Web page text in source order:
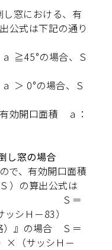
窓における、有
公式は下記の通り
≧45°の場合、Ｓ
＞ 0°の場合、Ｓ
効開口面積 ａ：
し窓の場合
で、有効開口面積
）の算出公式は
場合 Ｓ＝
シＨ－83）
）』の場合 Ｓ＝
×（サッシＨ－